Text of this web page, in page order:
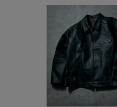
ATELIER AMBOISE
ATELIER EDITION
ATHENA NEW YORK
ATHLETICS FTWR